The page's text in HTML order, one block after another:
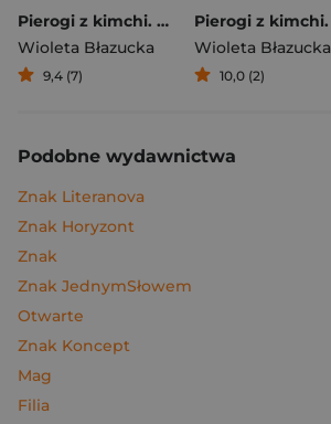
Pierogi z kimchi. Moje ulubione azjatyckie przepisy
Wioleta Błazucka
9,4 (7)
Wioleta Błazucka
10,0 (2)
Podobne wydawnictwa
Znak Literanova
Znak Horyzont
Znak
Znak JednymSłowem
Otwarte
Znak Koncept
Mag
Filia